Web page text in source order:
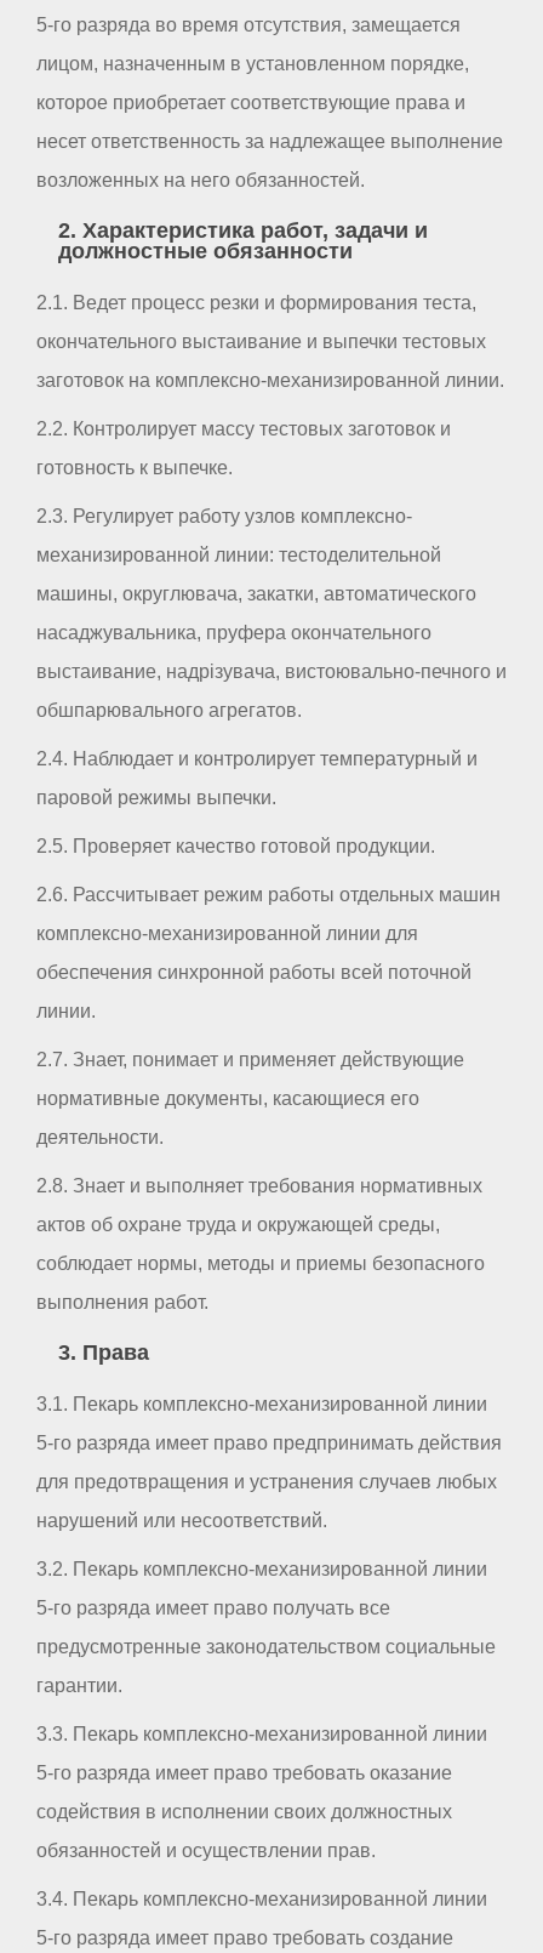
5-го разряда во время отсутствия, замещается
лицом, назначенным в установленном порядке,
которое приобретает соответствующие права и
несет ответственность за надлежащее выполнение
возложенных на него обязанностей.
2. Характеристика работ, задачи и
должностные обязанности
2.1. Ведет процесс резки и формирования теста,
окончательного выстаивание и выпечки тестовых
заготовок на комплексно-механизированной линии.
2.2. Контролирует массу тестовых заготовок и
готовность к выпечке.
2.3. Регулирует работу узлов комплексно-
механизированной линии: тестоделительной
машины, округлювача, закатки, автоматического
насаджувальника, пруфера окончательного
выстаивание, надрізувача, вистоювально-печного и
обшпарювального агрегатов.
2.4. Наблюдает и контролирует температурный и
паровой режимы выпечки.
2.5. Проверяет качество готовой продукции.
2.6. Рассчитывает режим работы отдельных машин
комплексно-механизированной линии для
обеспечения синхронной работы всей поточной
линии.
2.7. Знает, понимает и применяет действующие
нормативные документы, касающиеся его
деятельности.
2.8. Знает и выполняет требования нормативных
актов об охране труда и окружающей среды,
соблюдает нормы, методы и приемы безопасного
выполнения работ.
3. Права
3.1. Пекарь комплексно-механизированной линии
5-го разряда имеет право предпринимать действия
для предотвращения и устранения случаев любых
нарушений или несоответствий.
3.2. Пекарь комплексно-механизированной линии
5-го разряда имеет право получать все
предусмотренные законодательством социальные
гарантии.
3.3. Пекарь комплексно-механизированной линии
5-го разряда имеет право требовать оказание
содействия в исполнении своих должностных
обязанностей и осуществлении прав.
3.4. Пекарь комплексно-механизированной линии
5-го разряда имеет право требовать создание